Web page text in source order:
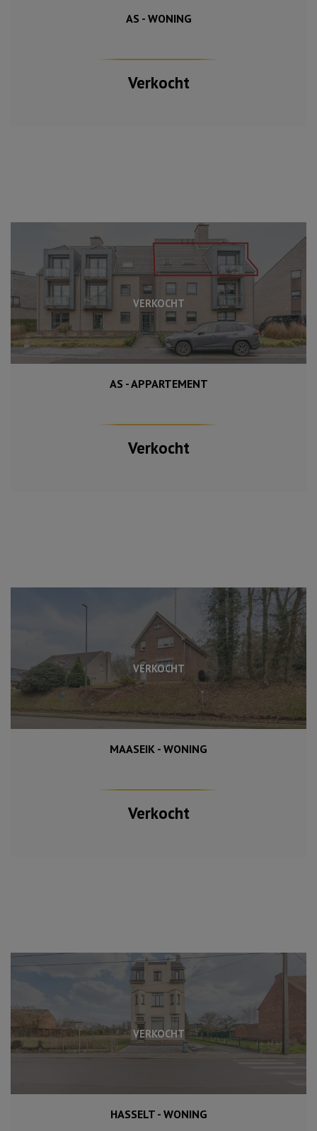
795 m² 232 m²
AS - WONING
Verkocht
VERKOCHT
111 m² 1
AS - APPARTEMENT
Verkocht
VERKOCHT
1 420 m² 148 m²
MAASEIK - WONING
Verkocht
VERKOCHT
569 m² 225 m²
HASSELT - WONING